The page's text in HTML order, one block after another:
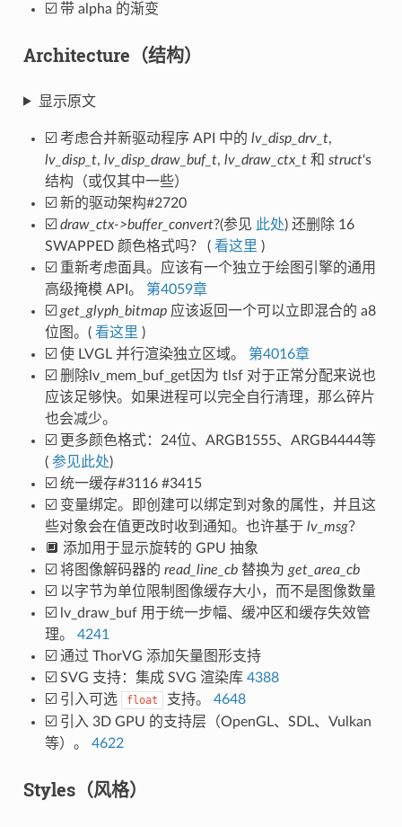
☑️ 带 alpha 的渐变
Architecture（结构）
显示原文
☑️ 考虑合并新驱动程序 API 中的 lv_disp_drv_t,
lv_disp_t, lv_disp_draw_buf_t, lv_draw_ctx_t和 struct's
结构（或仅其中一些）
☑️ 新的驱动架构#2720
☑️ draw_ctx->buffer_convert?(参见 此处) 还删除 16
SWAPPED 颜色格式吗？ ( 看这里 )
☑️ 重新考虑面具。应该有一个独立于绘图引擎的通用
高级掩模 API。 第4059章
☑️ get_glyph_bitmap应该返回一个可以立即混合的 a8
位图。( 看这里 )
☑️ 使 LVGL 并行渲染独立区域。 第4016章
☑️ 删除lv_mem_buf_get因为 tlsf 对于正常分配来说也
应该足够快。如果进程可以完全自行清理，那么碎片
也会减少。
☑️ 更多颜色格式：24位、ARGB1555、ARGB4444等
( 参见此处)
☑️ 统一缓存#3116 #3415
☑️ 变量绑定。即创建可以绑定到对象的属性，并且这
些对象会在值更改时收到通知。也许基于 lv_msg？
🔲 添加用于显示旋转的 GPU 抽象
☑️ 将图像解码器的 read_line_cb替换为 get_area_cb
☑️ 以字节为单位限制图像缓存大小，而不是图像数量
☑️ lv_draw_buf 用于统一步幅、缓冲区和缓存失效管
理。 4241
☑️ 通过 ThorVG 添加矢量图形支持
☑️ SVG 支持：集成 SVG 渲染库 4388
☑️ 引入可选
float 支持。 4648
☑️ 引入 3D GPU 的支持层（OpenGL、SDL、Vulkan
等）。 4622
Styles（风格）